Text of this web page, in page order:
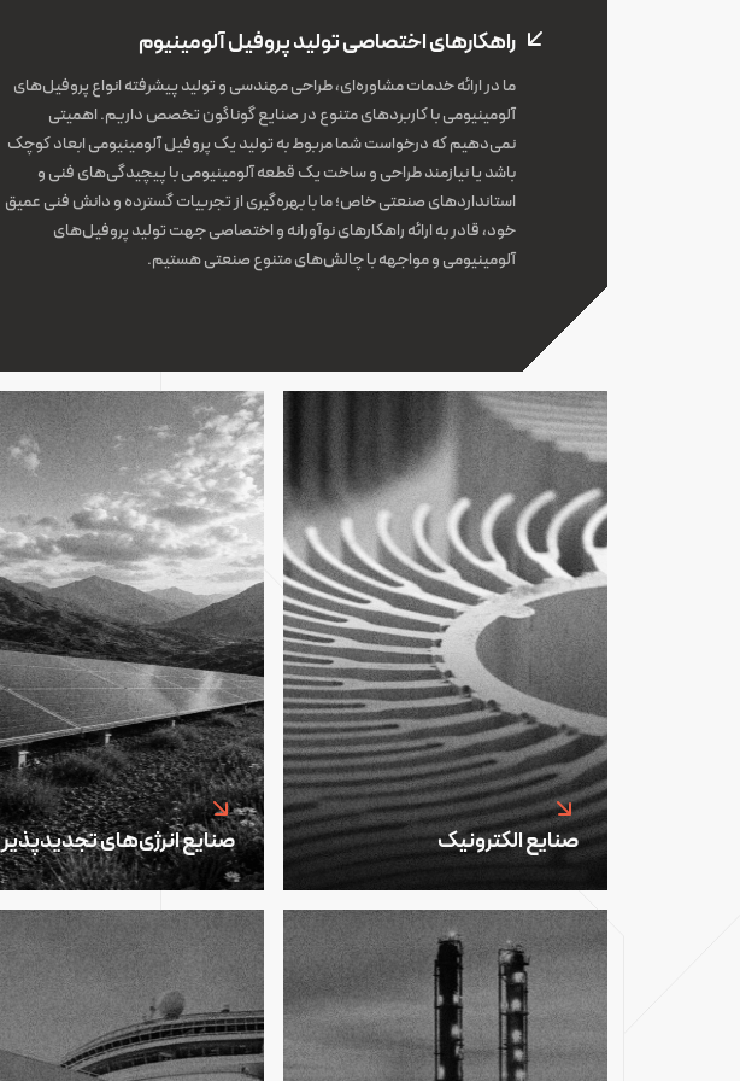
راهکارهای اختصاصی تولید پروفیل آلومینیوم
ما در ارائه خدمات مشاوره‌ای، طراحی مهندسی و تولید پیشرفته انواع پروفیل‌های
آلومینیومی با کاربردهای متنوع در صنایع گوناگون تخصص داریم. اهمیتی
نمی‌دهیم که درخواست شما مربوط به تولید یک پروفیل آلومینیومی ابعاد کوچک
باشد یا نیازمند طراحی و ساخت یک قطعه آلومینیومی با پیچیدگی‌های فنی و
استانداردهای صنعتی خاص؛ ما با بهره‌گیری از تجربیات گسترده و دانش فنی عمیق
خود، قادر به ارائه راهکارهای نوآورانه و اختصاصی جهت تولید پروفیل‌های
آلومینیومی و مواجهه با چالش‌های متنوع صنعتی هستیم.
صنایع الکترونیک صنایع انرژی‌های تجدیدپذیر